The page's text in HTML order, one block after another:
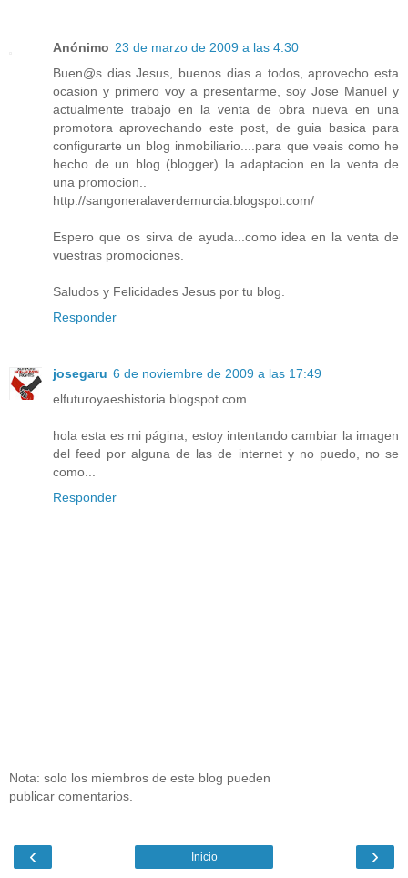
Anónimo 23 de marzo de 2009 a las 4:30
Buen@s dias Jesus, buenos dias a todos, aprovecho esta
ocasion y primero voy a presentarme, soy Jose Manuel y
actualmente trabajo en la venta de obra nueva en una
promotora aprovechando este post, de guia basica para
configurarte un blog inmobiliario....para que veais como he
hecho de un blog (blogger) la adaptacion en la venta de
una promocion..
http://sangoneralaverdemurcia.blogspot.com/
Espero que os sirva de ayuda...como idea en la venta de
vuestras promociones.
Saludos y Felicidades Jesus por tu blog.
Responder
josegaru 6 de noviembre de 2009 a las 17:49
elfuturoyaeshistoria.blogspot.com
hola esta es mi página, estoy intentando cambiar la imagen
del feed por alguna de las de internet y no puedo, no se
como...
Responder
Nota: solo los miembros de este blog pueden
publicar comentarios.
‹ ›
Inicio